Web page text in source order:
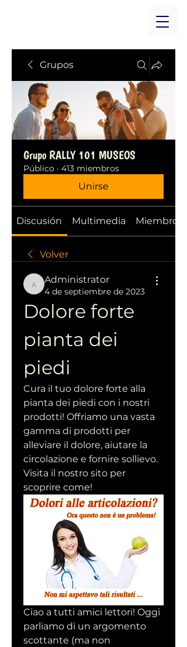
Grupos
Grupo RALLY 101 MUSEOS
Público · 413 miembros
Unirse
Discusión Multimedia Miembros
Volver
Administrator
Administrator
4 de septiembre de 2023
Dolore forte
pianta dei
piedi
Cura il tuo dolore forte alla
pianta dei piedi con i nostri
prodotti! Offriamo una vasta
gamma di prodotti per
alleviare il dolore, aiutare la
circolazione e fornire sollievo.
Visita il nostro sito per
scoprire come!
Ciao a tutti amici lettori! Oggi
parliamo di un argomento
scottante (ma non